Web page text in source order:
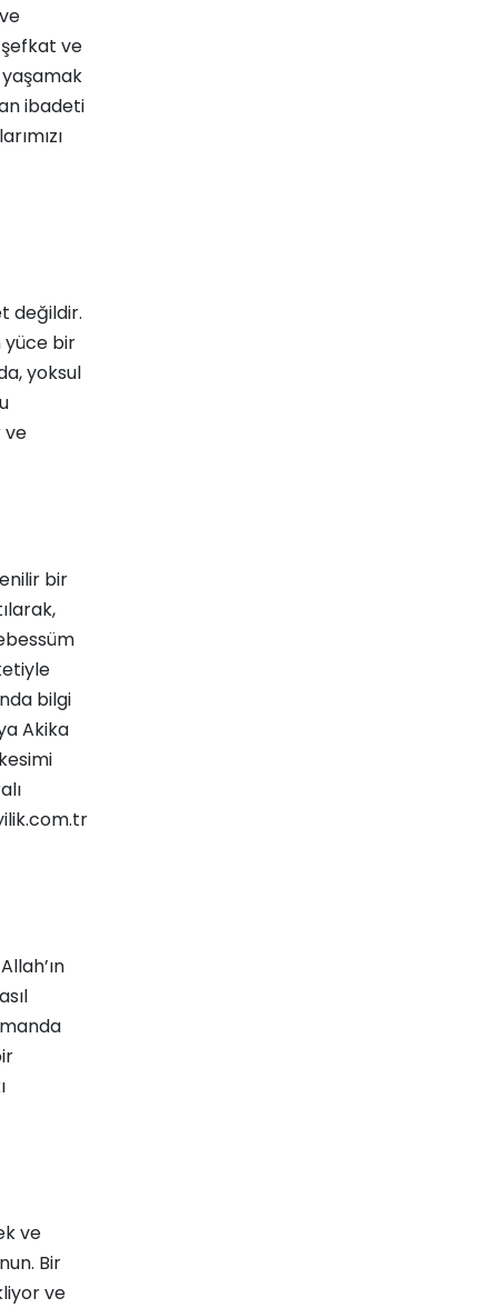
şefkat ve
ibadeti
değildir.
yüce bir
yoksul
ve
bir
bilgi
Akika
ve
Bir
ve